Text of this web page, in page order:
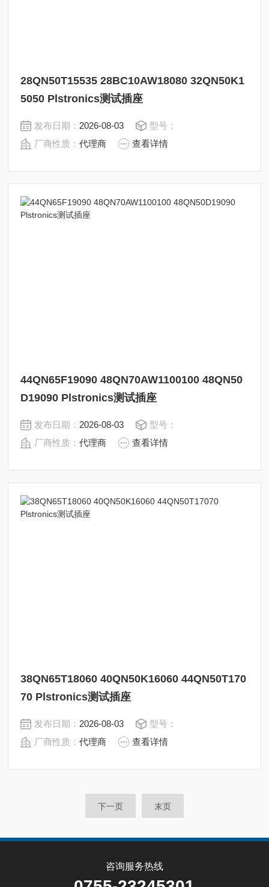
28QN50T15535 28BC10AW18080 32QN50K1
5050 Plstronics测试插座
发布日期： 2026-08-03
型号：
厂商性质：代理商 查看详情
44QN65F19090 48QN70AW1100100 48QN50
D19090 Plstronics测试插座
发布日期： 2026-08-03
型号：
厂商性质：代理商 查看详情
38QN65T18060 40QN50K16060 44QN50T170
70 Plstronics测试插座
发布日期： 2026-08-03
型号：
厂商性质：代理商 查看详情
下一页 末页
咨询服务热线